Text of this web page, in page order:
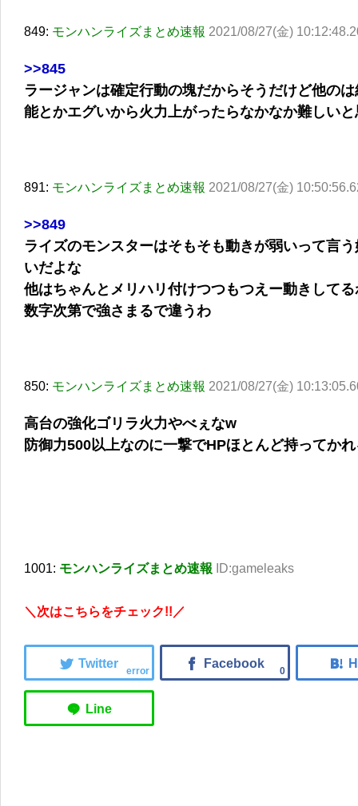
849: モンハンライズまとめ速報 2021/08/27(金)
>>845
ラージャンは確定行動の塊だからそうだけど他の
能とかエグいから火力上がったらなかなか難しい
891: モンハンライズまとめ速報 2021/08/27(金)
>>849
ライズのモンスターはそもそも動きが弱いって言
いだよな
他はちゃんとメリハリ付けつつもつえー動きしてる
数字次第で強さまるで違うわ
850: モンハンライズまとめ速報 2021/08/27(金)
高台の強化ゴリラ火力やべぇなw
防御力500以上なのに一撃でHPほとんど持ってか
1001: モンハンライズまとめ速報 ID:gameleaks
＼次はこちらをチェック!!／
error 0